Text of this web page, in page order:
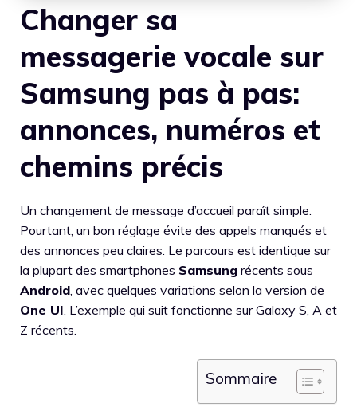
Changer sa
messagerie vocale sur
Samsung pas à pas:
annonces, numéros et
chemins précis
Un changement de message d’accueil paraît simple.
Pourtant, un bon réglage évite des appels manqués et
des annonces peu claires. Le parcours est identique sur
la plupart des smartphones Samsung récents sous
Android , avec quelques variations selon la version de
One UI . L’exemple qui suit fonctionne sur Galaxy S, A et
Z récents.
Sommaire